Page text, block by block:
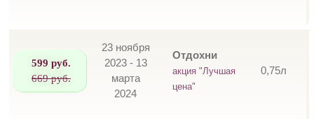
599 руб.
669 руб.
23 ноября
2023 - 13
марта
2024
Отдохни
акция "Лучшая
цена"
0,75л